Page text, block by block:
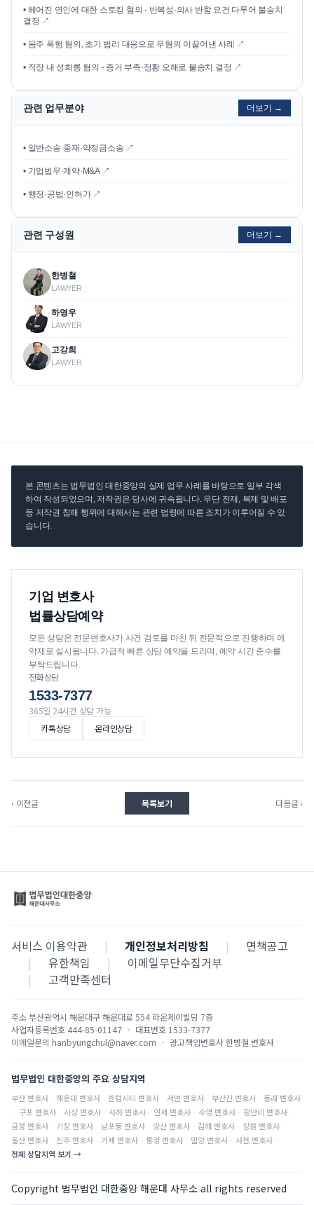
• 헤어진 연인에 대한 스토킹 혐의 - 반복성·의사 반함 요건 다투어 불송치
결정 ↗
• 음주 폭행 혐의, 초기 법리 대응으로 무혐의 이끌어낸 사례 ↗
• 직장 내 성희롱 혐의 - 증거 부족·정황 오해로 불송치 결정 ↗
관련 업무분야 더보기 →
• 일반소송·중재·약정금소송 ↗
• 기업법무·계약·M&A ↗
• 행정·공법·인허가 ↗
관련 구성원 더보기 →
한병철
LAWYER
하영우
LAWYER
고강희
LAWYER
본 콘텐츠는 법무법인 대한중앙의 실제 업무 사례를 바탕으로 일부 각색
하여 작성되었으며, 저작권은 당사에 귀속됩니다. 무단 전재, 복제 및 배포
등 저작권 침해 행위에 대해서는 관련 법령에 따른 조치가 이루어질 수 있
습니다.
기업 변호사
법률상담예약
모든 상담은 전문변호사가 사건 검토를 마친 뒤 전문적으로 진행하며 예
약제로 실시됩니다. 가급적 빠른 상담 예약을 드리며, 예약 시간 준수를
부탁드립니다.
전화상담
1533-7377
365일 24시간 상담 가능
카톡상담
온라인상담
‹ 이전글 목록보기 다음글 ›
서비스 이용약관 | 개인정보처리방침 |
면책공고
|
유한책임 |
이메일무단수집거부
|
고객만족센터
주소부산광역시 해운대구 해운대로 554 라온제이빌딩 7층
사업자등록번호 444-85-01147 · 대표번호 1533-7377
이메일문의 hanbyungchul@naver.com · 광고책임변호사한병철 변호사
법무법인 대한중앙의 주요 상담지역
부산 변호사 · 해운대 변호사 · 센텀시티 변호사 · 서면 변호사 · 부산진 변호사 · 동래 변호사
· 구포 변호사 · 사상 변호사 · 사하 변호사 · 연제 변호사 · 수영 변호사 · 광안리 변호사 ·
금정 변호사 · 기장 변호사 · 남포동 변호사 · 양산 변호사 · 김해 변호사 · 창원 변호사 ·
울산 변호사 · 진주 변호사 · 거제 변호사 · 통영 변호사 · 밀양 변호사 · 사천 변호사 ·
전체 상담지역 보기 →
Copyright 법무법인 대한중앙 해운대 사무소 all rights reserved